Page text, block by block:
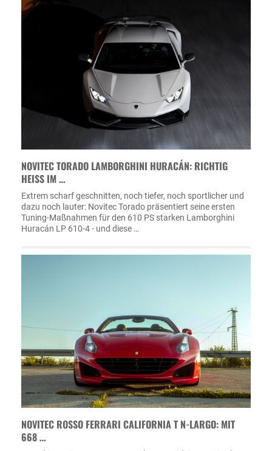
NOVITEC TORADO LAMBORGHINI HURACÁN: RICHTIG
HEISS IM …
Extrem scharf geschnitten, noch tiefer, noch sportlicher und
dazu noch lauter: Novitec Torado präsentiert seine ersten
Tuning-Maßnahmen für den 610 PS starken Lamborghini
Huracán LP 610-4 - und diese …
NOVITEC ROSSO FERRARI CALIFORNIA T N-LARGO: MIT
668 …